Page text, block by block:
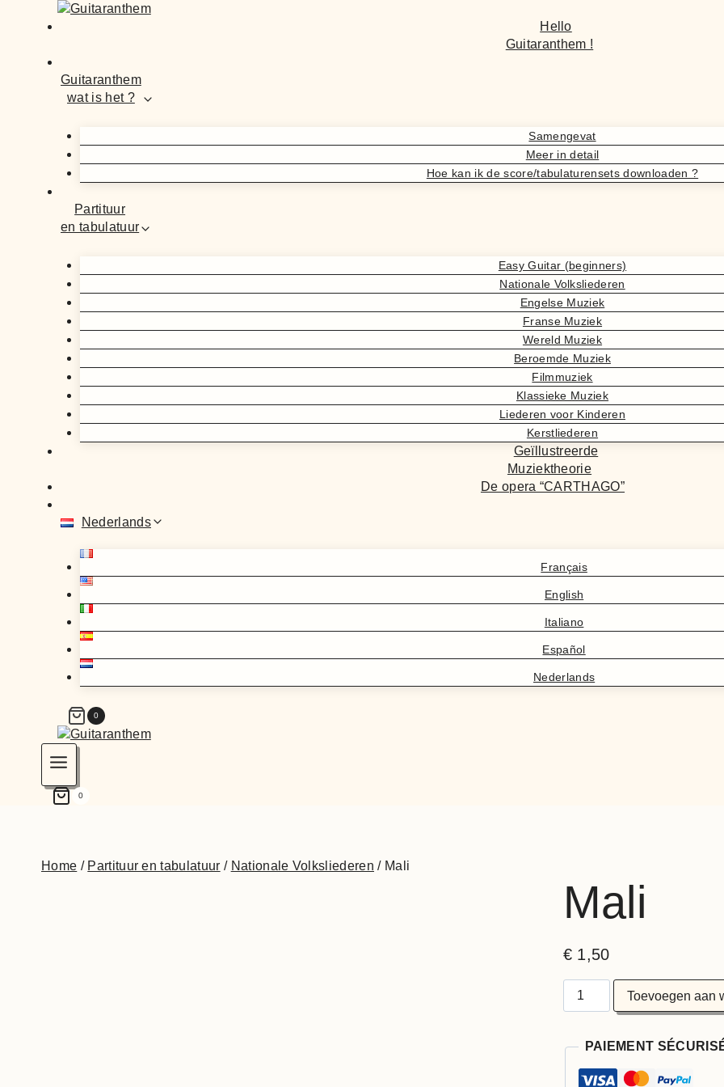
Hello
Guitaranthem !
Guitaranthem
wat is het ?
Samengevat
Meer in detail
Hoe kan ik de score/tabulaturensets downloaden ?
Partituur
en tabulatuur
Easy Guitar (beginners)
Nationale Volksliederen
Engelse Muziek
Franse Muziek
Wereld Muziek
Beroemde Muziek
Filmmuziek
Klassieke Muziek
Liederen voor Kinderen
Kerstliederen
Geïllustreerde
Muziektheorie
De opera “CARTHAGO”
Nederlands
Français
English
Italiano
Español
Nederlands
0
0
Home / Partituur en tabulatuur / Nationale Volksliederen / Mali
Mali
€ 1,50
Toevoegen aan
PAIEMENT